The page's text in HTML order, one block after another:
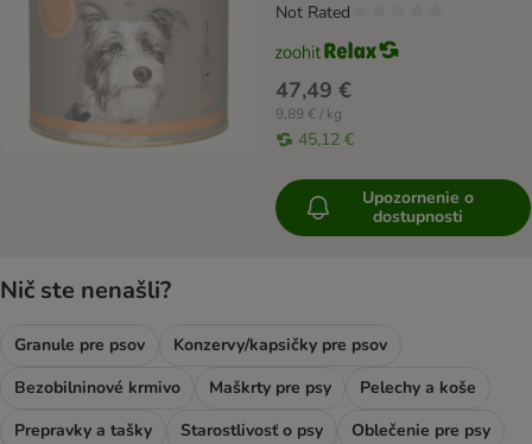
47,49 €
9,89 € / kg
45,12 €
Not Rated
Upozornenie o
dostupnosti
Nič ste nenašli?
Granule pre psov
Konzervy/kapsičky pre psov
Bezobilninové krmivo
Maškrty pre psy
Pelechy a koše
Prepravky a tašky
Starostlivosť o psy
Oblečenie pre psy